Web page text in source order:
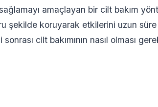
amaçlayan bir cilt bakım
şekilde koruyarak etkilerini uzun
cilt bakımının nasıl olması